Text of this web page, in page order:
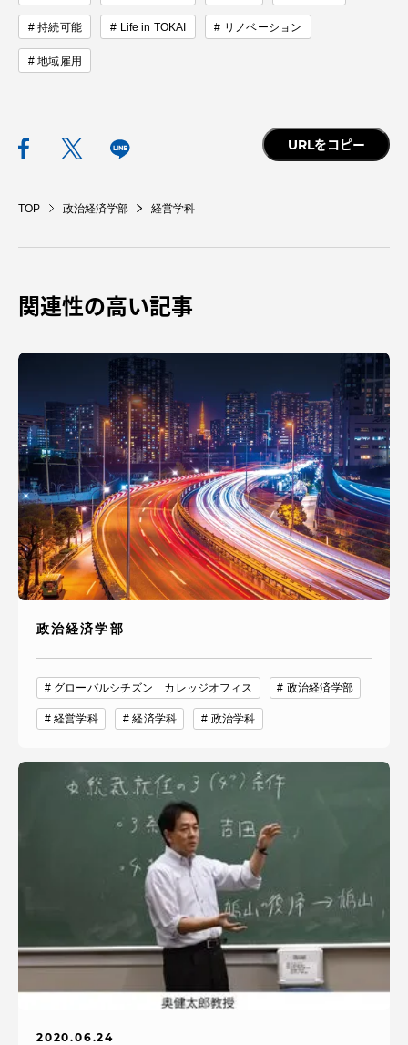
持続可能 Life in TOKAI リノベーション
地域雇用
URLをコピー
TOP 政治経済学部 経営学科
関連性の高い記事
政治経済学部
グローバルシチズン カレッジオフィス 政治経済学部
経営学科 経済学科 政治学科
2020.06.24